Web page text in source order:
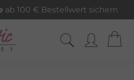
ab 100 € Bestellwert sichern